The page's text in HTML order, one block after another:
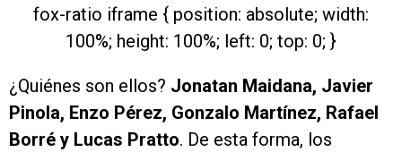
fox-ratio iframe { position: absolute; width:
100%; height: 100%; left: 0; top: 0; }
¿Quiénes son ellos? Jonatan Maidana, Javier
Pinola, Enzo Pérez, Gonzalo Martínez, Rafael
Borré y Lucas Pratto. De esta forma, los